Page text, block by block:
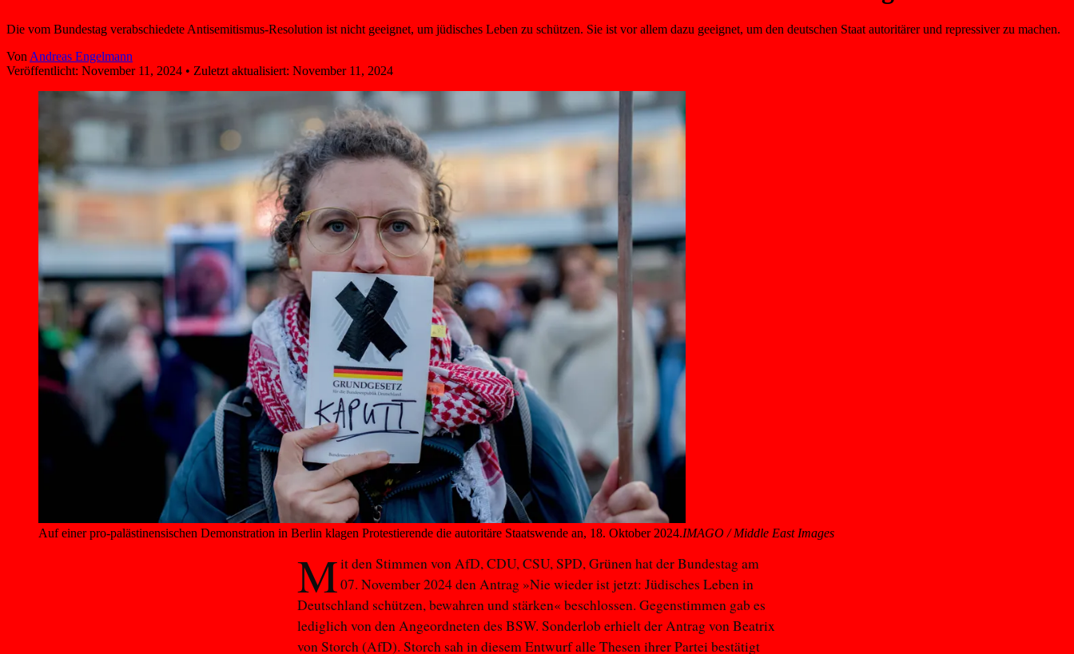
Die vom Bundestag verabschiedete Antisemitismus-Resolution ist nicht geeignet, um jüdisches Leben zu schützen. Sie ist vor allem dazu geeignet, um den deutschen Staat autoritärer und repressiver zu machen.
Von Andreas Engelmann
Veröffentlicht: November 11, 2024 • Zuletzt aktualisiert: November 11, 2024
Auf einer pro-palästinensischen Demonstration in Berlin klagen Protestierende die autoritäre Staatswende an, 18. Oktober 2024.IMAGO / Middle East Images
Mit den Stimmen von AfD, CDU, CSU, SPD, Grünen hat der Bundestag am
07. November 2024 den Antrag »Nie wieder ist jetzt: Jüdisches Leben in
Deutschland schützen, bewahren und stärken« beschlossen. Gegenstimmen gab es
lediglich von den Angeordneten des BSW. Sonderlob erhielt der Antrag von Beatrix
von Storch (AfD). Storch sah in diesem Entwurf alle Thesen ihrer Partei bestätigt